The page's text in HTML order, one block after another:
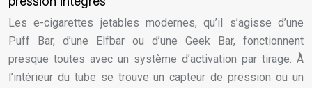
Les e-cigarettes jetables modernes, qu’il s’agisse d’une
Puff Bar, d’une Elfbar ou d’une Geek Bar, fonctionnent
presque toutes avec un système d’activation par tirage. À
l’intérieur du tube se trouve un capteur de pression ou un